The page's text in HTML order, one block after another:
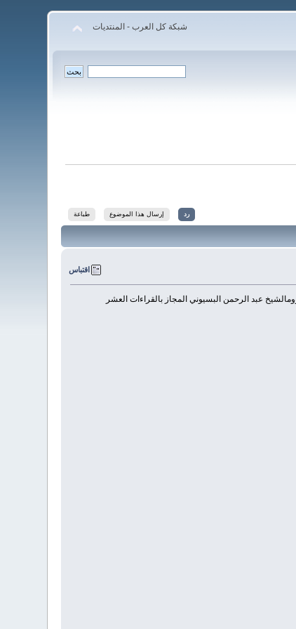
شبكة كل العرب - المنتديات
طباعة إرسال هذا الموضوع رد
اقتباس
عبد الرحمن البسيوني المجاز بالقراءات العشر